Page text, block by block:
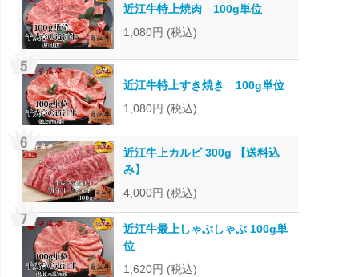
近江牛特上焼肉 100g単位
1,080円 (税込)
近江牛特上すき焼き 100g単位
1,080円 (税込)
近江牛上カルビ 300g 【送料込
み】
4,000円 (税込)
近江牛最上しゃぶしゃぶ 100g単
位
1,620円 (税込)